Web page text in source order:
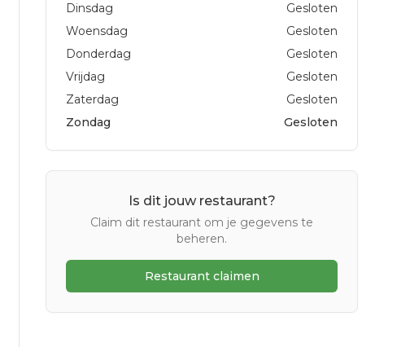
Dinsdag
Gesloten
Woensdag
Gesloten
Donderdag
Gesloten
Vrijdag
Gesloten
Zaterdag
Gesloten
Zondag
Gesloten
Is dit jouw restaurant?
Claim dit restaurant om je gegevens te
beheren.
Restaurant claimen